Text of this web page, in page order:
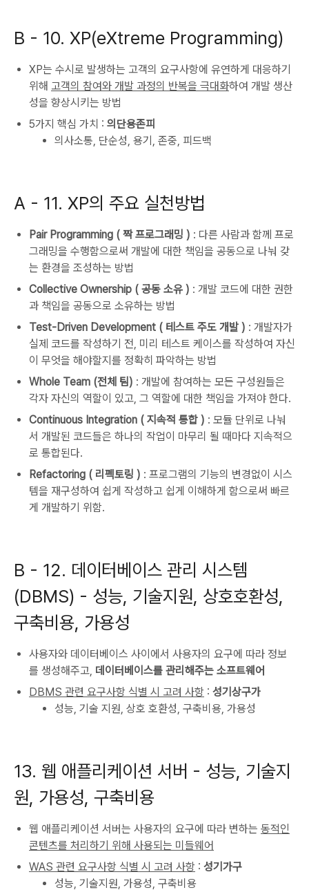
B - 10. XP(eXtreme Programming)
XP는 수시로 발생하는 고객의 요구사항에 유연하게 대응하기
위해 고객의 참여와 개발 과정의 반복을 극대화하여 개발 생산
성을 향상시키는 방법
5가지 핵심 가치 : 의단용존피
의사소통, 단순성, 용기, 존중, 피드백
A - 11. XP의 주요 실천방법
Pair Programming ( 짝 프로그래밍 ) : 다른 사람과 함께 프로
그래밍을 수행함으로써 개발에 대한 책임을 공동으로 나눠 갖
는 환경을 조성하는 방법
Collective Ownership ( 공동 소유 ) : 개발 코드에 대한 권한
과 책임을 공동으로 소유하는 방법
Test-Driven Development ( 테스트 주도 개발 ) : 개발자가
실제 코드를 작성하기 전, 미리 테스트 케이스를 작성하여 자신
이 무엇을 해야할지를 정확히 파악하는 방법
Whole Team (전체 팀) : 개발에 참여하는 모든 구성원들은
각자 자신의 역할이 있고, 그 역할에 대한 책임을 가져야 한다.
Continuous Integration ( 지속적 통합 ) : 모듈 단위로 나눠
서 개발된 코드들은 하나의 작업이 마무리 될 때마다 지속적으
로 통합된다.
Refactoring ( 리펙토링 ) : 프로그램의 기능의 변경없이 시스
템을 재구성하여 쉽게 작성하고 쉽게 이해하게 함으로써 빠르
게 개발하기 위함.
B - 12. 데이터베이스 관리 시스템
(DBMS) - 성능, 기술지원, 상호호환성,
구축비용, 가용성
사용자와 데이터베이스 사이에서 사용자의 요구에 따라 정보
를 생성해주고, 데이터베이스를 관리해주는 소프트웨어
DBMS 관련 요구사항 식별 시 고려 사항 : 성기상구가
성능, 기술 지원, 상호 호환성, 구축비용, 가용성
13. 웹 애플리케이션 서버 - 성능, 기술지
원, 가용성, 구축비용
웹 애플리케이션 서버는 사용자의 요구에 따라 변하는 동적인
콘텐츠를 처리하기 위해 사용되는 미들웨어
WAS 관련 요구사항 식별 시 고려 사항 : 성기가구
성능, 기술지원, 가용성, 구축비용